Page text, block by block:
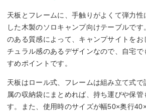
天板とフレームに、手触りがよくて弾力性
した木製のソロキャンプ向けテーブルです
のある質感によって、キャンプサイトを
チュラル感のあるデザインなので、自宅
すめポイントです。
天板はロール式、フレームは組み立て式
属の収納袋にまとめれば、持ち運びや保管
す。また、使用時のサイズが幅50×奥行